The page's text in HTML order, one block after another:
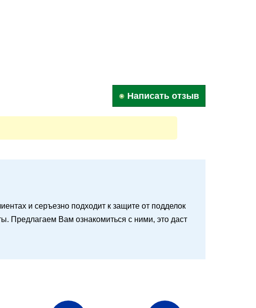
Написать отзыв
и серъезно подходит к защите от подделок
Предлагаем Вам ознакомиться с ними, это даст